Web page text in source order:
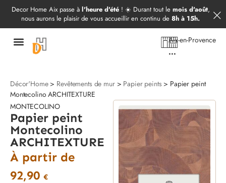
Decor Home Aix passe à l'heure d'été ! ☀️ Durant tout le mois d'août,
nous aurons le plaisir de vous accueillir en continu de 8h à 15h.
Aix-en-Provence
...
Décor'Home> Revêtements de mur> Papier peints > Papier peint
Montecolino ARCHITEXTURE
MONTECOLINO
Papier peint
Montecolino
ARCHITEXTURE
À partir de
92,90 €